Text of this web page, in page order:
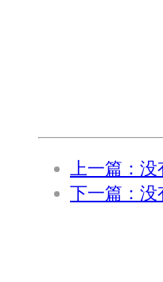
上一篇：没
下一篇：没